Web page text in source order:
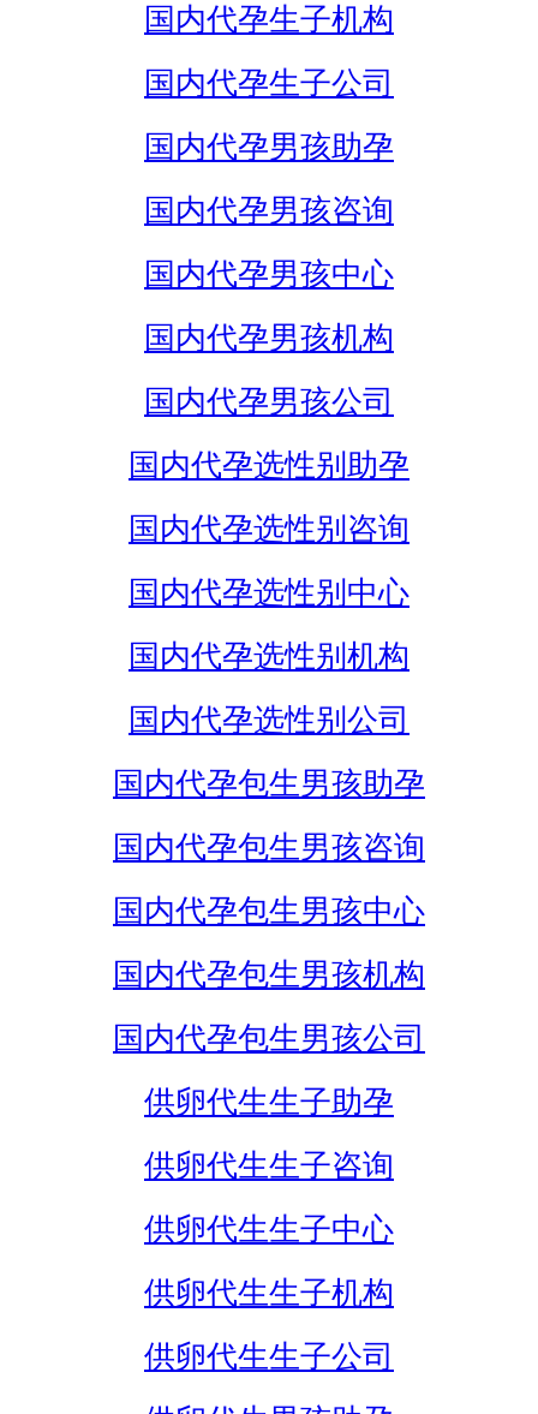
国内代孕生子机构
国内代孕生子公司
国内代孕男孩助孕
国内代孕男孩咨询
国内代孕男孩中心
国内代孕男孩机构
国内代孕男孩公司
国内代孕选性别助孕
国内代孕选性别咨询
国内代孕选性别中心
国内代孕选性别机构
国内代孕选性别公司
国内代孕包生男孩助孕
国内代孕包生男孩咨询
国内代孕包生男孩中心
国内代孕包生男孩机构
国内代孕包生男孩公司
供卵代生生子助孕
供卵代生生子咨询
供卵代生生子中心
供卵代生生子机构
供卵代生生子公司